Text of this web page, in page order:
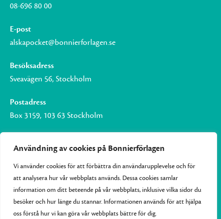
Användning av cookies på Bonnierförlagen
Vi använder cookies för att förbättra din användarupplevelse och för
att analysera hur vår webbplats används. Dessa cookies samlar
information om ditt beteende på vår webbplats, inklusive vilka sidor du
besöker och hur länge du stannar. Informationen används för att hjälpa
oss förstå hur vi kan göra vår webbplats bättre för dig.
08-696 80 00
E-post
alskapocket@bonnierforlagen.se
Besöksadress
Sveavägen 56, Stockholm
Postadress
Box 3159, 103 63 Stockholm
Om Bonnierförlagen
Cookies
Integritetspolicy